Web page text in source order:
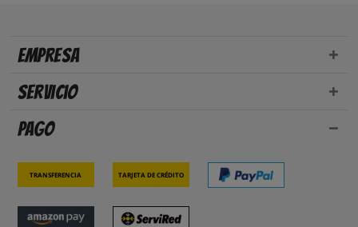
Empresa
Servicio
Pago
Transferencia Tarjeta de crédito